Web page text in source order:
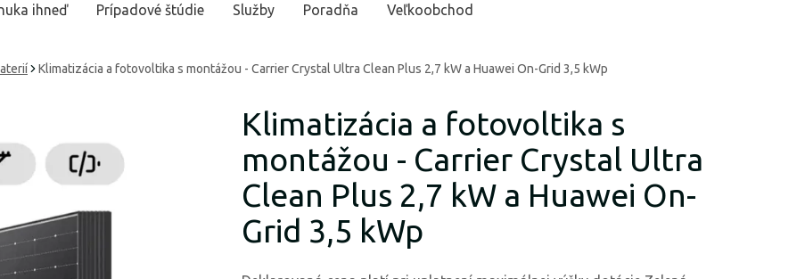
ihneď Prípadové štúdie Služby Poradňa Veľkoobchod
Klimatizácia a fotovoltika s montážou - Carrier Crystal Ultra Clean Plus 2,7 kW a Huawei On-Grid 3,5 kWp
Klimatizácia a fotovoltika s
montážou - Carrier Crystal Ultra
Clean Plus 2,7 kW a Huawei On-
Grid 3,5 kWp